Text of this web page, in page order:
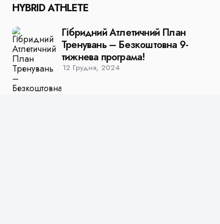
HYBRID ATHLETE
Гібридний Атлетичний План
Тренувань – Безкоштовна 9-
тижнева програма!
12 Грудня, 2024